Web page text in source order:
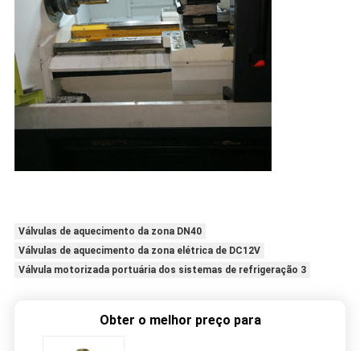
Válvulas de aquecimento da zona DN40
Válvulas de aquecimento da zona elétrica de DC12V
Válvula motorizada portuária dos sistemas de refrigeração 3
Obter o melhor preço para